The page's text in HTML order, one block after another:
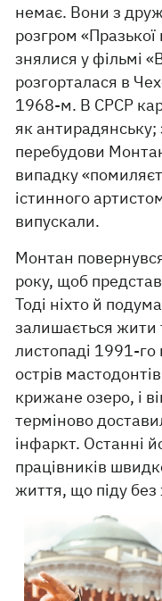
немає. Вони з
розгром
знялися у фільмі
розгорталася в
1968-м. В СРСР
як антирадянську;
перебудови
випадку
істинного
випускали.
Монтан
року, щоб
Тоді ніхто й
залишається жити
листопаді 1991-
острів
крижане озеро, і
терміново
інфаркт. Останні
працівників
життя, що піду